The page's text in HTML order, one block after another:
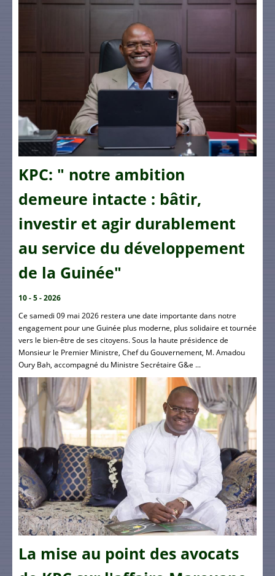
KPC: " notre ambition
demeure intacte : bâtir,
investir et agir durablement
au service du développement
de la Guinée"
10 - 5 - 2026
Ce samedi 09 mai 2026 restera une date importante dans notre
engagement pour une Guinée plus moderne, plus solidaire et tournée
vers le bien-être de ses citoyens. Sous la haute présidence de
Monsieur le Premier Ministre, Chef du Gouvernement, M. Amadou
Oury Bah, accompagné du Ministre Secrétaire G&e ...
La mise au point des avocats